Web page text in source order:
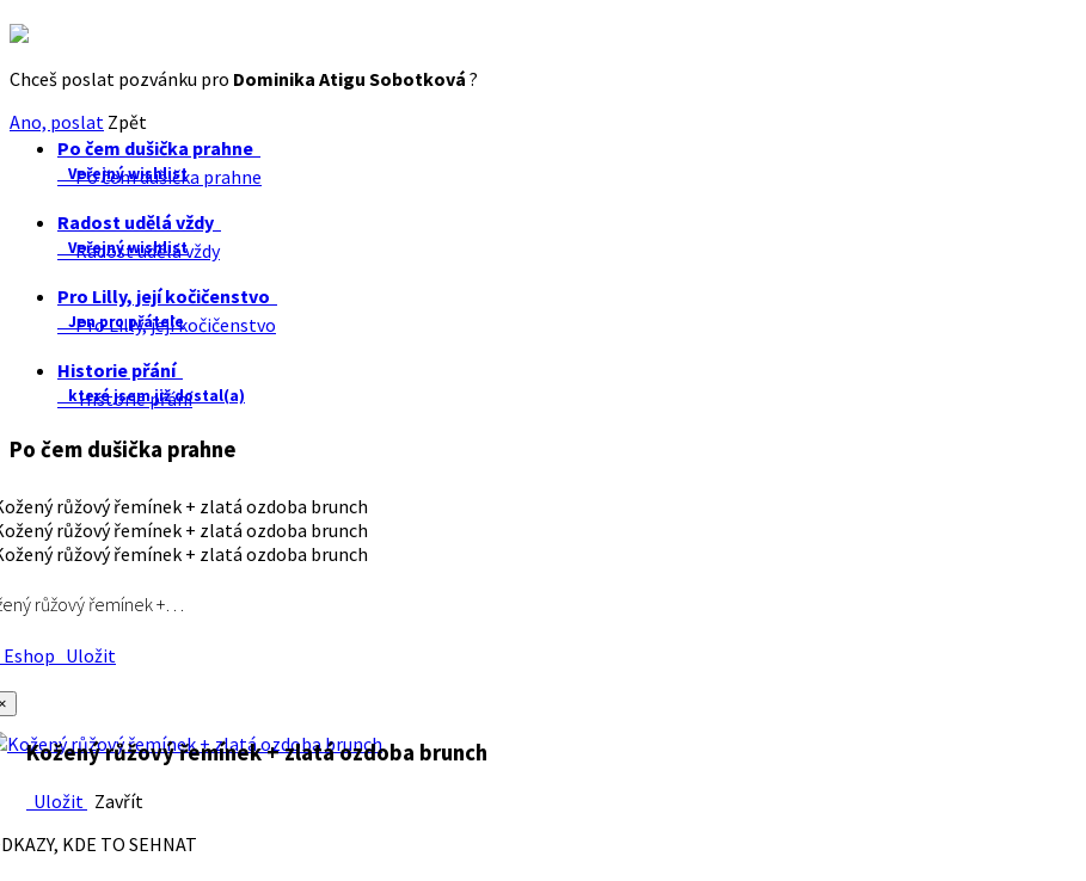
Chceš poslat pozvánku pro Dominika Atigu Sobotková ?
Ano, poslat Zpět
Po čem dušička prahne
Veřejný wishlist
Po čem dušička prahne
Radost udělá vždy
Veřejný wishlist
Radost udělá vždy
Pro Lilly, její kočičenstvo
Jen pro přátele
Pro Lilly, její kočičenstvo
Historie přání
které jsem již dostal(a)
Historie přání
Po čem dušička prahne
růžový řemínek +…
Uložit
Kožený růžový řemínek + zlatá ozdoba brunch
Uložit Zavřít
KDE TO SEHNAT